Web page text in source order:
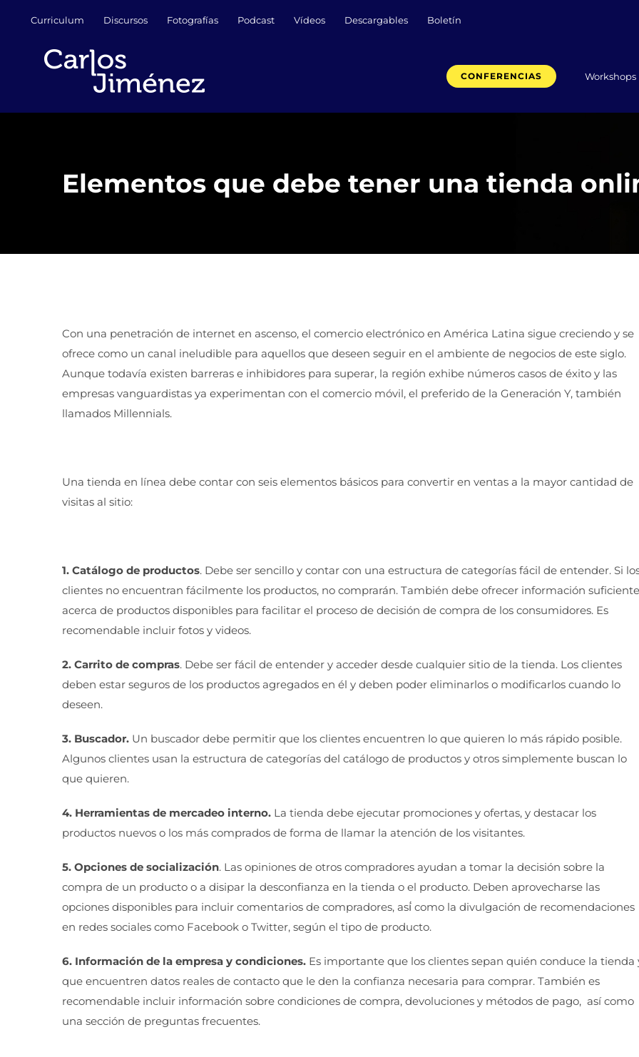
contenido
Curriculum Discursos Fotografías Podcast Vídeos Descargables Boletín
CONFERENCIAS Workshops
Elementos que debe tener una tienda
Con una penetración de internet en ascenso, el comercio electrónico en América Latina sigue creciendo y se
ofrece como un canal ineludible para aquellos que deseen seguir en el ambiente de negocios de este siglo.
Aunque todavía existen barreras e inhibidores para superar, la región exhibe números casos de éxito y las
empresas vanguardistas ya experimentan con el comercio móvil, el preferido de la Generación Y, también
llamados Millennials.
Una tienda en línea debe contar con seis elementos básicos para convertir en ventas a la mayor cantidad de
visitas al sitio:
1. Catálogo de productos. Debe ser sencillo y contar con una estructura de categorías fácil de entender. Si
clientes no encuentran fácilmente los productos, no comprarán. También debe ofrecer información suficiente
acerca de productos disponibles para facilitar el proceso de decisión de compra de los consumidores. Es
recomendable incluir fotos y videos.
2. Carrito de compras. Debe ser fácil de entender y acceder desde cualquier sitio de la tienda. Los clientes
deben estar seguros de los productos agregados en él y deben poder eliminarlos o modificarlos cuando lo
deseen.
3. Buscador. Un buscador debe permitir que los clientes encuentren lo que quieren lo más rápido posible.
Algunos clientes usan la estructura de categorías del catálogo de productos y otros simplemente buscan lo
que quieren.
4. Herramientas de mercadeo interno. La tienda debe ejecutar promociones y ofertas, y destacar los
productos nuevos o los más comprados de forma de llamar la atención de los visitantes.
5. Opciones de socialización. Las opiniones de otros compradores ayudan a tomar la decisión sobre la
compra de un producto o a disipar la desconfianza en la tienda o el producto. Deben aprovecharse las
opciones disponibles para incluir comentarios de compradores, así́ como la divulgación de recomendaciones
en redes sociales como Facebook o Twitter, según el tipo de producto.
6. Información de la empresa y condiciones. Es importante que los clientes sepan quién conduce la tienda
que encuentren datos reales de contacto que le den la confianza necesaria para comprar. También es
recomendable incluir información sobre condiciones de compra, devoluciones y métodos de pago, así como
una sección de preguntas frecuentes.